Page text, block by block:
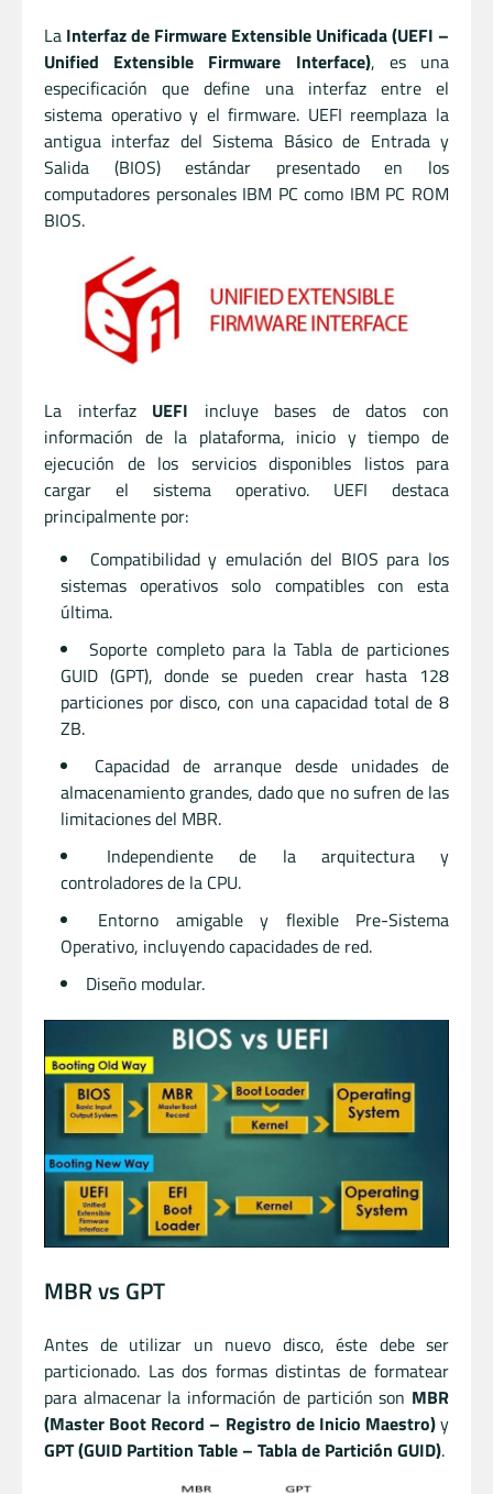
La Interfaz de Firmware Extensible Unificada (UEFI –
Unified Extensible Firmware Interface), es una
especificación que define una interfaz entre el
sistema operativo y el firmware. UEFI reemplaza la
antigua interfaz del Sistema Básico de Entrada y
Salida (BIOS) estándar presentado en los
computadores personales IBM PC como IBM PC ROM
BIOS.
La interfaz UEFI incluye bases de datos con
información de la plataforma, inicio y tiempo de
ejecución de los servicios disponibles listos para
cargar el sistema operativo. UEFI destaca
principalmente por:
Compatibilidad y emulación del BIOS para los
sistemas operativos solo compatibles con esta
última.
Soporte completo para la Tabla de particiones
GUID (GPT), donde se pueden crear hasta 128
particiones por disco, con una capacidad total de 8
ZB.​
Capacidad de arranque desde unidades de
almacenamiento grandes, dado que no sufren de las
limitaciones del MBR.
Independiente de la arquitectura y
controladores de la CPU.
Entorno amigable y flexible Pre-Sistema
Operativo, incluyendo capacidades de red.
Diseño modular.
MBR vs GPT
Antes de utilizar un nuevo disco, éste debe ser
particionado. Las dos formas distintas de formatear
para almacenar la información de partición son MBR
(Master Boot Record – Registro de Inicio Maestro)y
GPT (GUID Partition Table – Tabla de Partición GUID).